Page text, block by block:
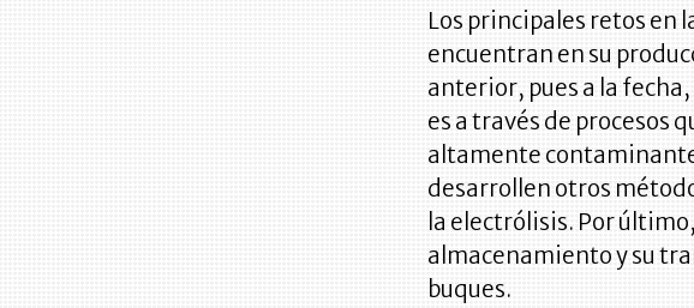
Los principales retos en
encuentran en su
anterior, pues a la
es a través de procesos
altamente
desarrollen otros
la electrólisis. Por
almacenamiento y su
buques.